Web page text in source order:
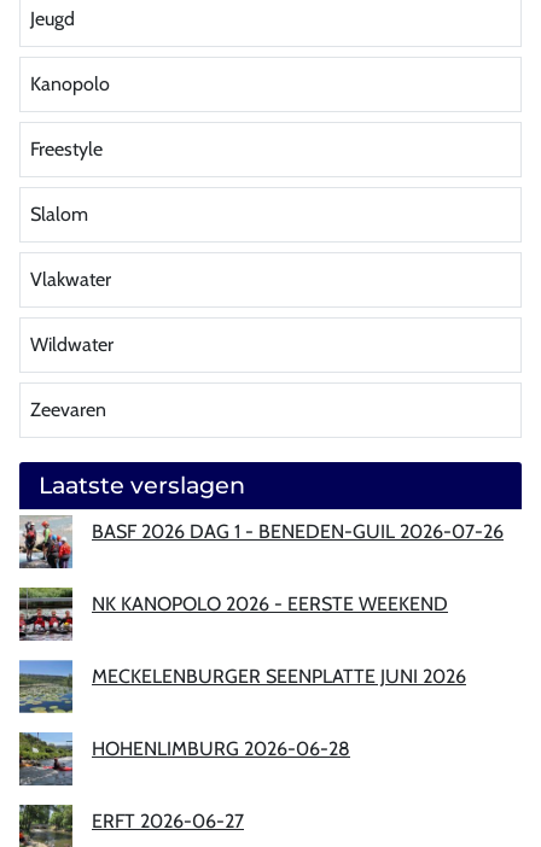
Jeugd
Kanopolo
Freestyle
Slalom
Vlakwater
Wildwater
Zeevaren
Laatste verslagen
BASF 2026 DAG 1 - BENEDEN-GUIL 2026-07-26
NK KANOPOLO 2026 - EERSTE WEEKEND
MECKELENBURGER SEENPLATTE JUNI 2026
HOHENLIMBURG 2026-06-28
ERFT 2026-06-27